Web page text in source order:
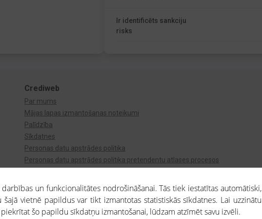
Ir identificēts sankciju
risks
Crediweb
Par mums
Mājas lapas izmantošanas noteikumi
Palīdzība
Sīkdatnes
Personas datu apstrādes politika
Personas datu apstrādes politika pretendentu atlases procesos
un funkcionalitātes nodrošināšanai. Tās tiek iestatītas automātiski,
vietnē papildus var tikt izmantotas statistiskās sīkdatnes. Lai uzzinātu
piekrītat šo papildu sīkdatņu izmantošanai, lūdzam atzīmēt savu izvēli.